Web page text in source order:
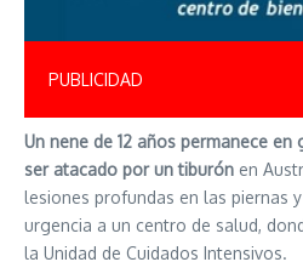
PUBLICIDAD
Un nene de 12 años permanece
ser atacado por un tiburón en
lesiones profundas en las piernas
urgencia a un centro de salud,
la Unidad de Cuidados Intensivos.